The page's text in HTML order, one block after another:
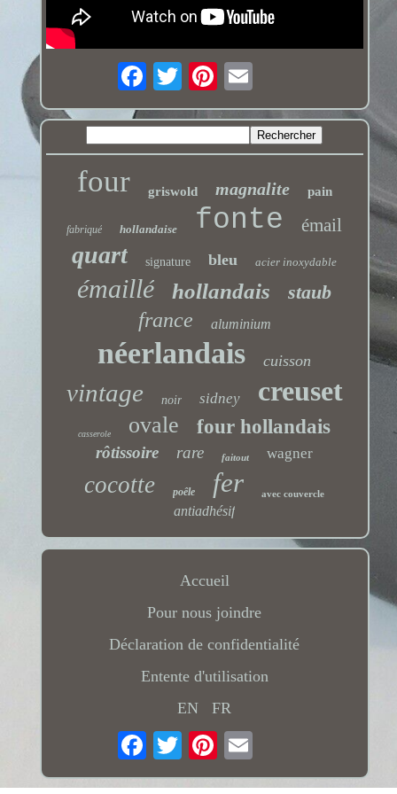
four griswold magnalite pain
fabriqué hollandaise fonte émail
quart signature bleu acier inoxydable
émaillé hollandais staub
france aluminium
néerlandais cuisson
vintage noir sidney creuset
casserole ovale four hollandais
rôtissoire rare faitout wagner
cocotte poêle fer avec couvercle
antiadhésif
Accueil
Pour nous joindre
Déclaration de confidentialité
Entente d'utilisation
EN
FR